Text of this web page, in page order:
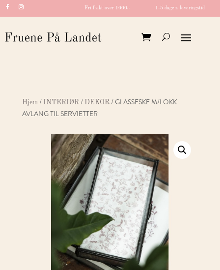
Fri frakt over 1000,- 1-5 dagers leveringstid
Hjem/ INTERIØR/ DEKOR/ GLASSESKE M/LOKK
AVLANG TIL SERVIETTER